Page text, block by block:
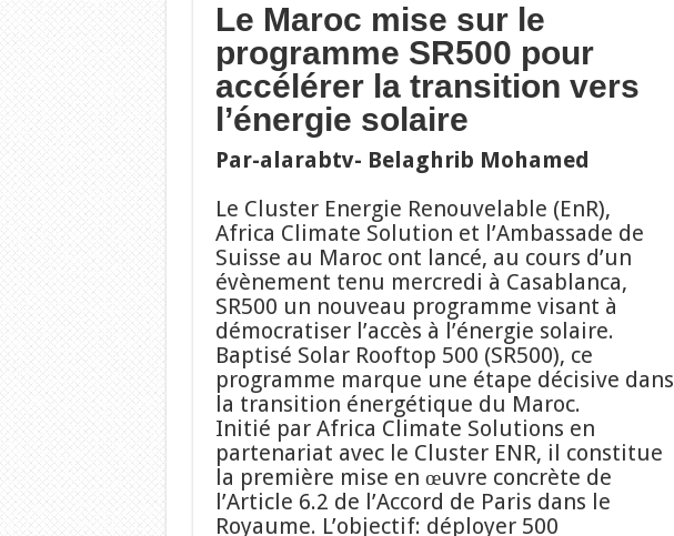
Le Maroc mise sur le
programme SR500 pour
accélérer la transition vers
l’énergie solaire
Par-alarabtv- Belaghrib Mohamed
Le Cluster Energie Renouvelable (EnR),
Africa Climate Solution et l’Ambassade de
Suisse au Maroc ont lancé, au cours d’un
évènement tenu mercredi à Casablanca,
SR500 un nouveau programme visant à
démocratiser l’accès à l’énergie solaire.
Baptisé Solar Rooftop 500 (SR500), ce
programme marque une étape décisive dans
la transition énergétique du Maroc.
Initié par Africa Climate Solutions en
partenariat avec le Cluster ENR, il constitue
la première mise en œuvre concrète de
l’Article 6.2 de l’Accord de Paris dans le
Royaume. L’objectif: déployer 500